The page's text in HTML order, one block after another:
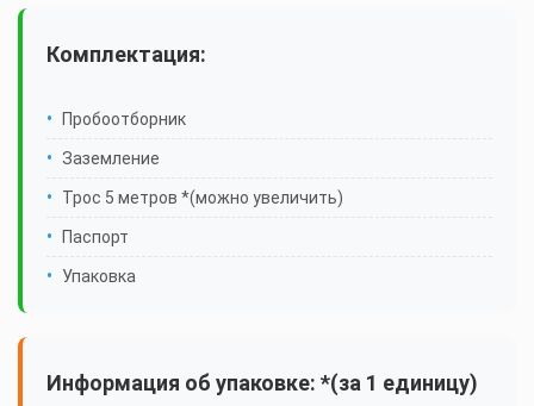
Комплектация:
Пробоотборник
Заземление
Трос 5 метров *(можно увеличить)
Паспорт
Упаковка
Информация об упаковке: *(за 1 единицу)